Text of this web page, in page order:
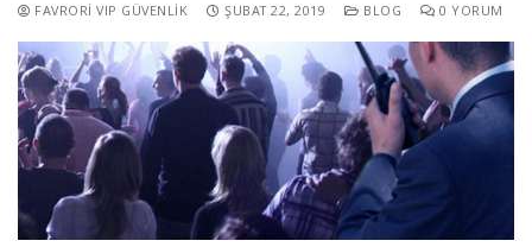
Blog
Linkler
Sınav Yerleri
ÖGG Randevu
İletişim
FAVRORI VIP GÜVENLIK ŞUBAT 22, 2019 BLOG 0 YORUM